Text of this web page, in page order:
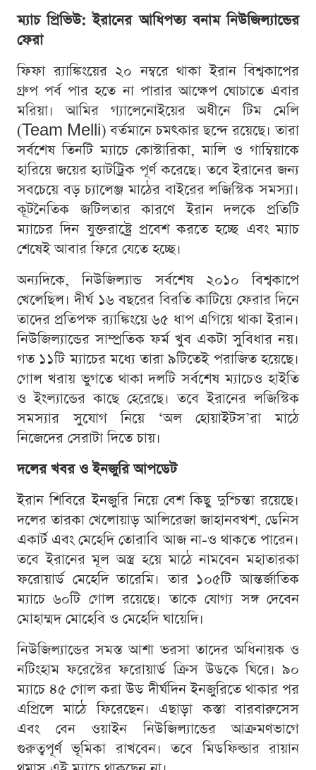
ম্যাচ প্রিভিউ: ইরানের আধিপত্য বনাম নিউজিল্যান্ডের
ফেরা
ফিফা র‍্যাঙ্কিংয়ের ২০ নম্বরে থাকা ইরান বিশ্বকাপের
গ্রুপ পর্ব পার হতে না পারার আক্ষেপ ঘোচাতে এবার
মরিয়া। আমির গ্যালেনোইয়ের অধীনে টিম মেলি
(Team Melli) বর্তমানে চমৎকার ছন্দে রয়েছে। তারা
সর্বশেষ তিনটি ম্যাচে কোস্টারিকা, মালি ও গাম্বিয়াকে
হারিয়ে জয়ের হ্যাটট্রিক পূর্ণ করেছে। তবে ইরানের জন্য
সবচেয়ে বড় চ্যালেঞ্জ মাঠের বাইরের লজিস্টিক সমস্যা।
কূটনৈতিক জটিলতার কারণে ইরান দলকে প্রতিটি
ম্যাচের দিন যুক্তরাষ্ট্রে প্রবেশ করতে হচ্ছে এবং ম্যাচ
শেষেই আবার ফিরে যেতে হচ্ছে।
অন্যদিকে, নিউজিল্যান্ড সর্বশেষ ২০১০ বিশ্বকাপে
খেলেছিল। দীর্ঘ ১৬ বছরের বিরতি কাটিয়ে ফেরার দিনে
তাদের প্রতিপক্ষ র‍্যাঙ্কিংয়ে ৬৫ ধাপ এগিয়ে থাকা ইরান।
নিউজিল্যান্ডের সাম্প্রতিক ফর্ম খুব একটা সুবিধার নয়।
গত ১১টি ম্যাচের মধ্যে তারা ৯টিতেই পরাজিত হয়েছে।
গোল খরায় ভুগতে থাকা দলটি সর্বশেষ ম্যাচেও হাইতি
ও ইংল্যান্ডের কাছে হেরেছে। তবে ইরানের লজিস্টিক
সমস্যার সুযোগ নিয়ে ‘অল হোয়াইটস’রা মাঠে
নিজেদের সেরাটা দিতে চায়।
দলের খবর ও ইনজুরি আপডেট
ইরান শিবিরে ইনজুরি নিয়ে বেশ কিছু দুশ্চিন্তা রয়েছে।
দলের তারকা খেলোয়াড় আলিরেজা জাহানবখশ, ডেনিস
একার্ট এবং মেহেদি তোরাবি আজ না-ও থাকতে পারেন।
তবে ইরানের মূল অস্ত্র হয়ে মাঠে নামবেন মহাতারকা
ফরোয়ার্ড মেহেদি তারেমি। তার ১০৫টি আন্তর্জাতিক
ম্যাচে ৬০টি গোল রয়েছে। তাকে যোগ্য সঙ্গ দেবেন
মোহাম্মদ মোহেবি ও মেহেদি ঘায়েদি।
নিউজিল্যান্ডের সমস্ত আশা ভরসা তাদের অধিনায়ক ও
নটিংহাম ফরেস্টের ফরোয়ার্ড ক্রিস উডকে ঘিরে। ৯০
ম্যাচে ৪৫ গোল করা উড দীর্ঘদিন ইনজুরিতে থাকার পর
এপ্রিলে মাঠে ফিরেছেন। এছাড়া কস্তা বারবারুসেস
এবং বেন ওয়াইন নিউজিল্যান্ডের আক্রমণভাগে
গুরুত্বপূর্ণ ভূমিকা রাখবেন। তবে মিডফিল্ডার রায়ান